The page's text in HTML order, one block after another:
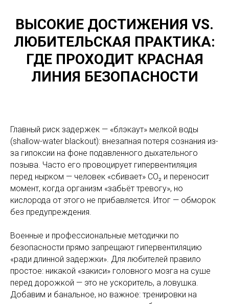
ВЫСОКИЕ ДОСТИЖЕНИЯ VS.
ЛЮБИТЕЛЬСКАЯ ПРАКТИКА:
ГДЕ ПРОХОДИТ КРАСНАЯ
ЛИНИЯ БЕЗОПАСНОСТИ
Главный риск задержек — «блэкаут» мелкой воды
(shallow-water blackout): внезапная потеря сознания из-
за гипоксии на фоне подавленного дыхательного
позыва. Часто его провоцирует гипервентиляция
перед нырком — человек «сбивает» CO₂ и переносит
момент, когда организм «забьёт тревогу», но
кислорода от этого не прибавляется. Итог — обморок
без предупреждения.
Военные и профессиональные методички по
безопасности прямо запрещают гипервентиляцию
«ради длинной задержки». Для любителей правило
простое: никакой «закиси» головного мозга на суше
перед дорожкой — это не ускоритель, а ловушка.
Добавим и банальное, но важное: тренировки на